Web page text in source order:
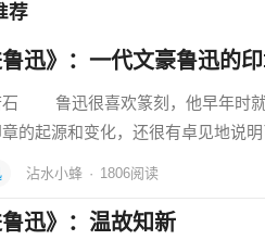
荐
鲁迅》：一代文豪鲁迅的
迅很喜欢篆刻，他早年时就曾
的起源和变化，还很有卓见地说
沾水小蜂 · 1806阅读
鲁迅》：温故知新